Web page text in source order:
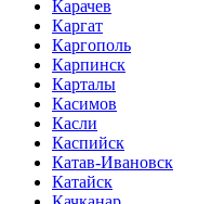
Карачев
Каргат
Каргополь
Карпинск
Карталы
Касимов
Касли
Каспийск
Катав-Ивановск
Катайск